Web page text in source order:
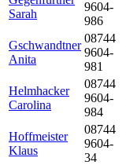
Sarah
9604-
986
Gschwandtner
Anita
08744
9604-
981
Helmhacker
Carolina
08744
9604-
984
Hoffmeister
Klaus
08744
9604-
34